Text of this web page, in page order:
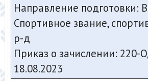
Направление подготовки:
Спортивное звание,
р-д
Приказ о зачислении: 220-
18.08.2023